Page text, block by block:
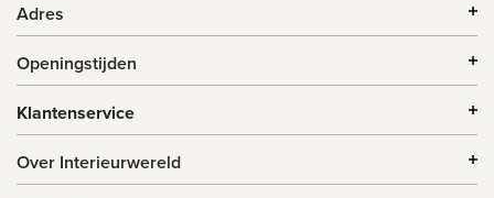
Adres
Openingstijden
Klantenservice
Over Interieurwereld